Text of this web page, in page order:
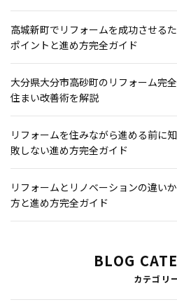
高城新町でリフォームを成功させる
ポイントと進め方完全ガイド
大分県大分市高砂町のリフォーム完
住まい改善術を解説
リフォームを住みながら進める前に
敗しない進め方完全ガイド
リフォームとリノベーションの違い
方と進め方完全ガイド
BLOG
カテゴリ